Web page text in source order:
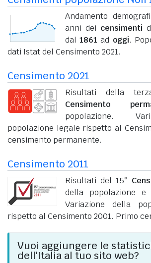
Andamento
anni dei censimenti
dal1861 ad oggi.
dati Istat del Censimento 2021.
Censimento 2021
Risultati della
Censimento
popolazione.
popolazione legale rispetto al
censimento permanente.
Censimento 2011
Risultati del 15°
della popolazione e
Variazione della
rispetto al Censimento 2001. Primo
Vuoi aggiungere le
dell'Italia al tuo sito web?